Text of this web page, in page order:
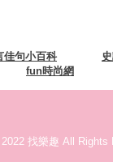
佳句小百科
fun時尚網
找樂趣 All Rights